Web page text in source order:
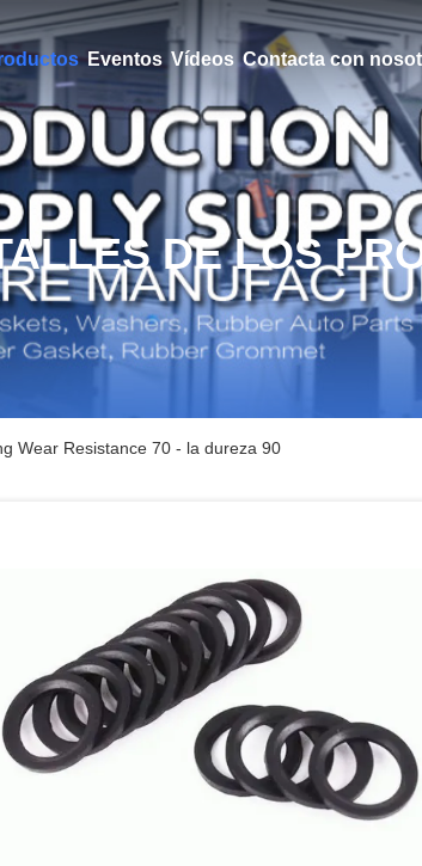
Eventos Vídeos Contacta con
DE LOS
Wear Resistance 70 - la dureza 90